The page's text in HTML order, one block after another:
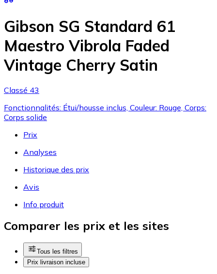
Gibson SG Standard 61
Maestro Vibrola Faded
Vintage Cherry Satin
Classé 43
Fonctionnalités: Étui/housse inclus, Couleur: Rouge, Corps:
Corps solide
Prix
Analyses
Historique des prix
Avis
Info produit
Comparer les prix et les sites
Tous les filtres
Prix livraison incluse